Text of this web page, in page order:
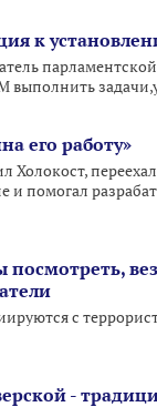
к
выполнить
его работу»
Холокост,
и помогал
посмотреть,
с
-